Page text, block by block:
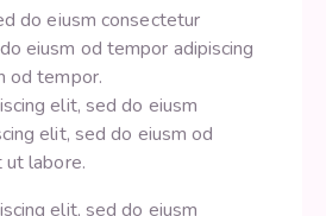
do eiusm consectetur
eiusm od tempor adipiscing
od tempor.
elit, sed do eiusm
elit, sed do eiusm od
ut labore.
elit, sed do eiusm